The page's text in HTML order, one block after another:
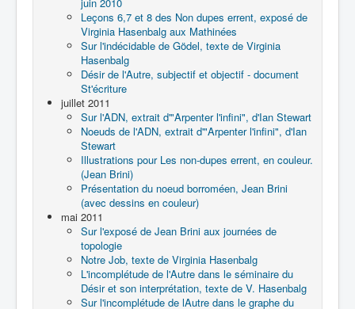
Leçons 6,7 et 8 des Non dupes errent, exposé de
Virginia Hasenbalg aux Mathinées
Sur l'indécidable de Gödel, texte de Virginia
Hasenbalg
Désir de l'Autre, subjectif et objectif - document
St'écriture
juillet 2011
Sur l'ADN, extrait d'"Arpenter l'infini", d'Ian Stewart
Noeuds de l'ADN, extrait d'"Arpenter l'infini", d'Ian
Stewart
Illustrations pour Les non-dupes errent, en couleur.
(Jean Brini)
Présentation du noeud borroméen, Jean Brini
(avec dessins en couleur)
mai 2011
Sur l'exposé de Jean Brini aux journées de
topologie
Notre Job, texte de Virginia Hasenbalg
L'incomplétude de l'Autre dans le séminaire du
Désir et son interprétation, texte de V. Hasenbalg
Sur l'incomplétude de lAutre dans le graphe du